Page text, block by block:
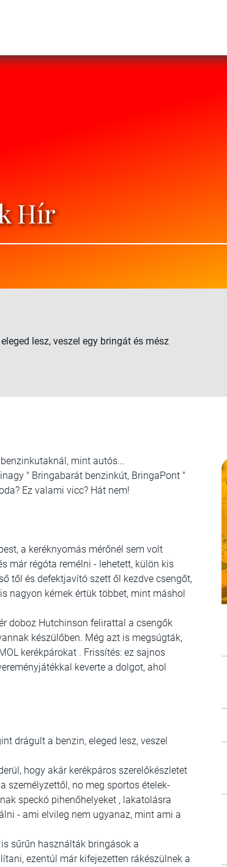
Hír
lesz, veszel egy bringát és mész
mint autós...
" Bringabarát benzinkút, BringaPont "
Ez valami vicc? Hát nem!
a keréknyomás mérőnél sem volt
már régóta remélni - lehetett, külön kis
től és defektjavító szett ől kezdve csengőt,
nagyon kérnek értük többet, mint máshol
doboz Hutchinson felirattal a csengők
készülőben. Még azt is megsúgták,
kerékpárokat . Frissítés: ez sajnos
keverte a dolgot, ahol
drágult a benzin, eleged lesz, veszel
hogy akár kerékpáros szerelőkészletet
személyzettől, no meg sportos ételek-
speckó pihenőhelyeket , lakatolásra
- ami elvileg nem ugyanaz, mint ami a
sűrűn használták bringások a
ezentúl már kifejezetten rákészülnek a